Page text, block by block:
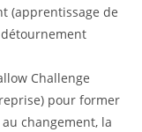
(apprentissage de
détournement
Challenge
pour former
changement, la